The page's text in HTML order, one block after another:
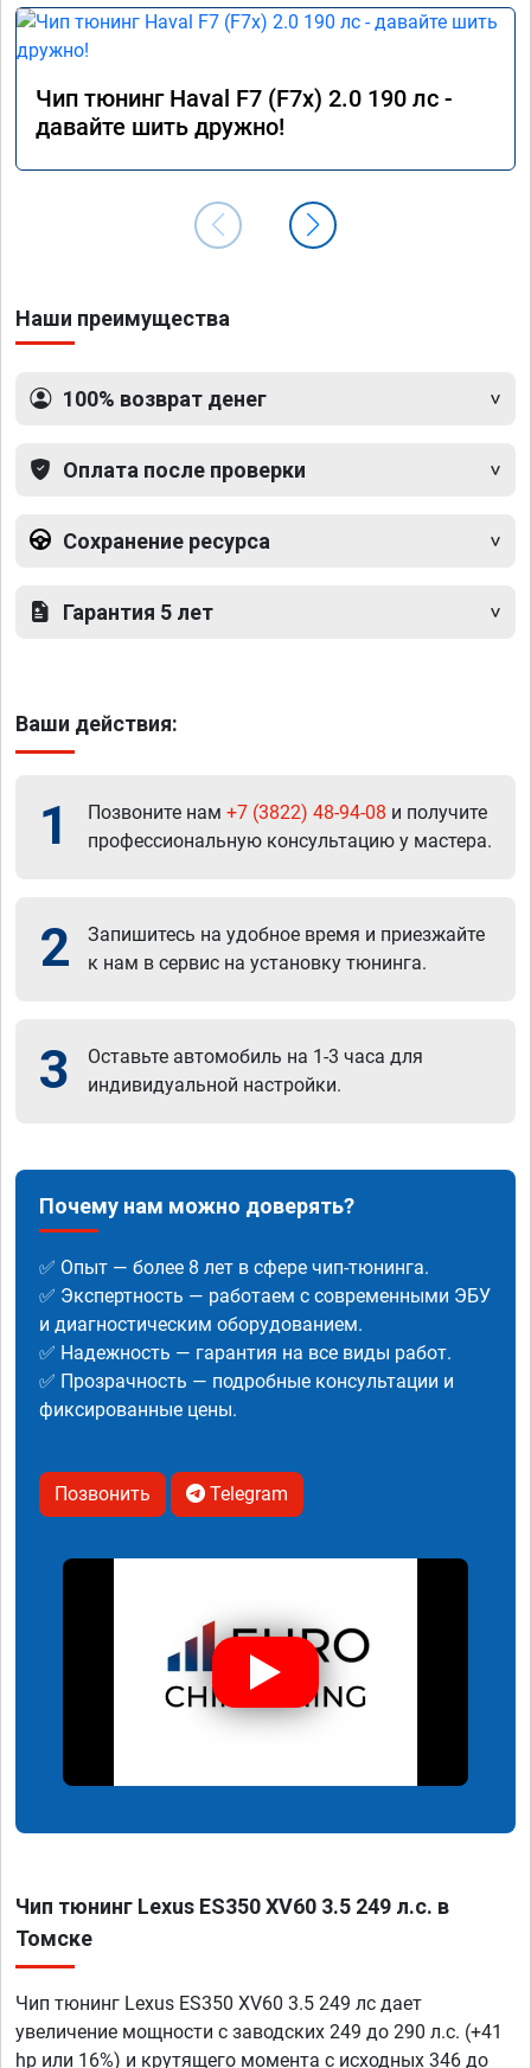
Чип тюнинг Haval F7 (F7x) 2.0 190 лс -
давайте шить дружно!
Наши преимущества
100% возврат денег
Оплата после проверки
Сохранение ресурса
Гарантия 5 лет
Ваши действия:
1 Позвоните нам +7 (3822) 48-94-08 и получите
профессиональную консультацию у мастера.
2
Запишитесь на удобное время и приезжайте
к нам в сервис на установку тюнинга.
3
Оставьте автомобиль на 1-3 часа для
индивидуальной настройки.
Почему нам можно доверять?
✅ Опыт — более 8 лет в сфере чип-тюнинга.
✅ Экспертность — работаем с современными ЭБУ
и диагностическим оборудованием.
✅ Надежность — гарантия на все виды работ.
✅ Прозрачность — подробные консультации и
фиксированные цены.
Позвонить Telegram
Чип тюнинг Lexus ES350 XV60 3.5 249 л.с. в
Томске
Чип тюнинг Lexus ES350 XV60 3.5 249 лс дает
увеличение мощности с заводских 249 до 290 л.с. (+41
hp или 16%) и крутящего момента с исходных 346 до